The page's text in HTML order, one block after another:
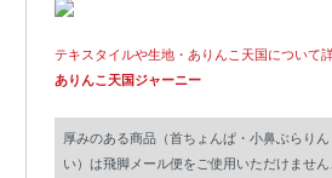
テキスタイルや生地・ありんこ天国について
ありんこ天国ジャーニー
厚みのある商品（首ちょんぱ・小鼻ぶらり
い）は飛脚メール便をご使用いただけません